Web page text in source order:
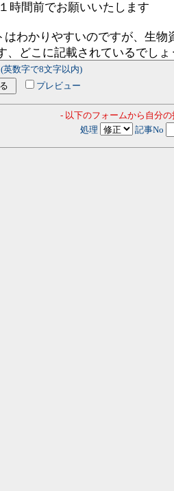
(英数字で8文字以内)
プレビュー
- 以下のフォームから自分
処理
記事No